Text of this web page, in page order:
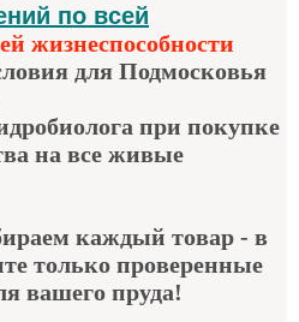
по всей
жизнеспособности
для Подмосковья
при покупке
на все живые
каждый товар - в
только проверенные
вашего пруда!